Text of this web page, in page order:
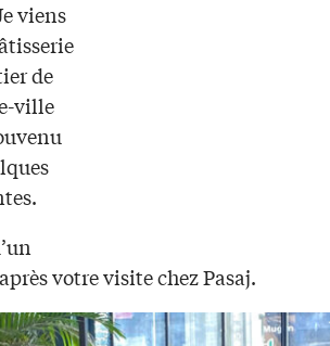
viens
de
ville
votre visite chez Pasaj.